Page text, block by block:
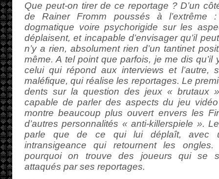
Que peut-on tirer de ce reportage ? D’un
de Rainer Fromm poussés à l’extrême
dogmatique voire psychorigide sur les
déplaisent, et incapable d’envisager qu’il
n’y a rien, absolument rien d’un tantinet
même. A tel point que parfois, je me dis
celui qui répond aux interviews et l’autre,
maléfique, qui réalise les reportages. Le
dents sur la question des jeux « brutaux
capable de parler des aspects du jeu
montre beaucoup plus ouvert envers les
d’autres personnalités « anti-killerspiele ».
parle que de ce qui lui déplaît, avec
intransigeance qui retournent les
pourquoi on trouve des joueurs qui se
attaqués par ses reportages.